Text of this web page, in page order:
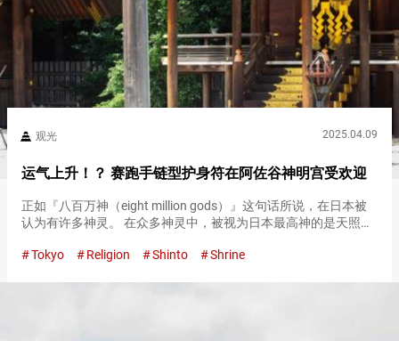
观光 2025.04.09
运气上升！？ 赛跑手链型护身符在阿佐谷神明宫受欢迎
正如『八百万神（eight million gods）』这句话所说，在日本被
认为有许多神灵。 在众多神灵中，被视为日本最高神的是天照大
祈愿等各种神恩。 供奉最高神『天照大御神（Ama…
Tokyo Religion Shinto Shrine